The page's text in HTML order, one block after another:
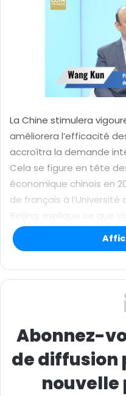
r
r
La Chine stimulera
améliorera l’efficacité
accroîtra la demande
Cela se figure en tête
économique chinois en
de français à
Beijing, explique ce que
demande intérieure sur
les orientations de la
(Soiurce/photo : CGTN
Abonnez-
de diffusion
nouvelle